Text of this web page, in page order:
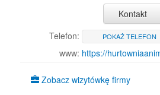
Kontakt
Telefon:
POKAŻ TELEFON
www: https://
Zobacz wizytówkę firmy